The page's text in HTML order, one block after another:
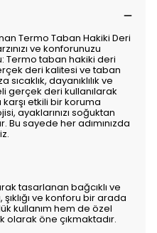
Termo Taban Hakiki Deri
ve konforunuzu
Termo taban hakiki deri
deri kalitesi ve taban
dayanıklılık ve
gerçek deri kullanılarak
etkili bir koruma
ayaklarınızı soğuktan
Bu sayede her adımınızda
tasarlanan bağcıklı ve
şıklığı ve konforu bir arada
kullanım hem de özel
öne çıkmaktadır.